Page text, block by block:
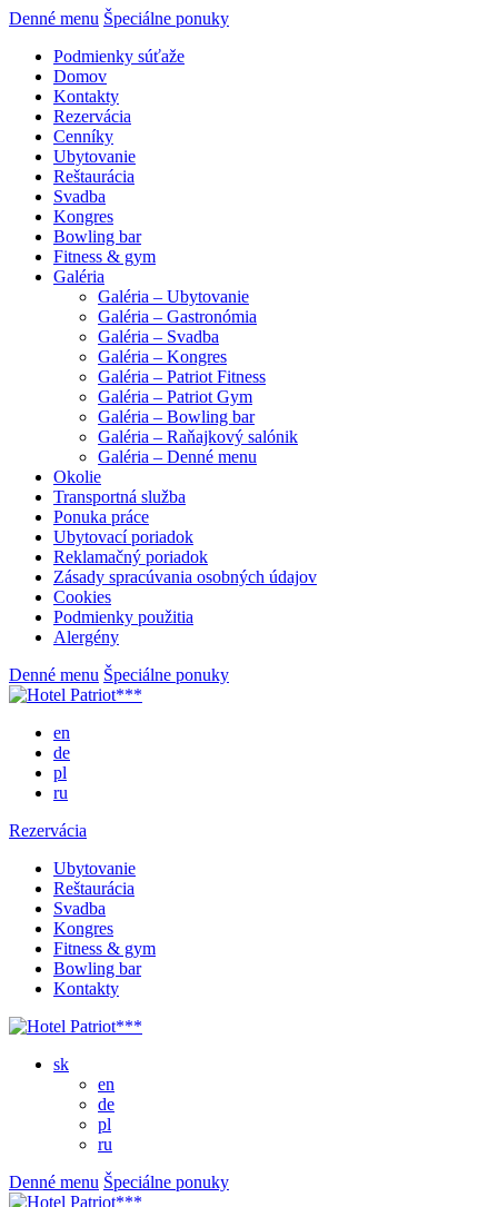
Denné menu Špeciálne ponuky
Podmienky súťaže
Domov
Kontakty
Rezervácia
Cenníky
Ubytovanie
Reštaurácia
Svadba
Kongres
Bowling bar
Fitness & gym
Galéria
Galéria – Ubytovanie
Galéria – Gastronómia
Galéria – Svadba
Galéria – Kongres
Galéria – Patriot Fitness
Galéria – Patriot Gym
Galéria – Bowling bar
Galéria – Raňajkový salónik
Galéria – Denné menu
Okolie
Transportná služba
Ponuka práce
Ubytovací poriadok
Reklamačný poriadok
Zásady spracúvania osobných údajov
Cookies
Podmienky použitia
Alergény
Denné menu Špeciálne ponuky
en
de
pl
ru
Rezervácia
Ubytovanie
Reštaurácia
Svadba
Kongres
Fitness & gym
Bowling bar
Kontakty
sk
en
de
pl
ru
Denné menu Špeciálne ponuky